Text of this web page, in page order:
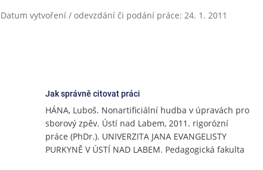
Datum vytvoření / odevzdání či podání práce: 24. 1. 2011
Jak správně citovat práci
HÁNA, Luboš. Nonartificiální hudba v úpravách pro
sborový zpěv. Ústí nad Labem, 2011. rigorózní
práce (PhDr.). UNIVERZITA JANA EVANGELISTY
PURKYNĚ V ÚSTÍ NAD LABEM. Pedagogická fakulta